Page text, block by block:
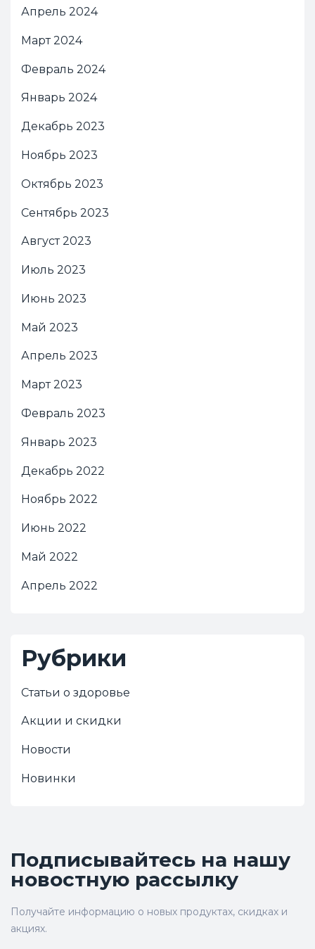
Апрель 2024
Март 2024
Февраль 2024
Январь 2024
Декабрь 2023
Ноябрь 2023
Октябрь 2023
Сентябрь 2023
Август 2023
Июль 2023
Июнь 2023
Май 2023
Апрель 2023
Март 2023
Февраль 2023
Январь 2023
Декабрь 2022
Ноябрь 2022
Июнь 2022
Май 2022
Апрель 2022
Рубрики
Статьи о здоровье
Акции и скидки
Новости
Новинки
Подписывайтесь на нашу
новостную рассылку
Получайте информацию о новых продуктах, скидках и
акциях.